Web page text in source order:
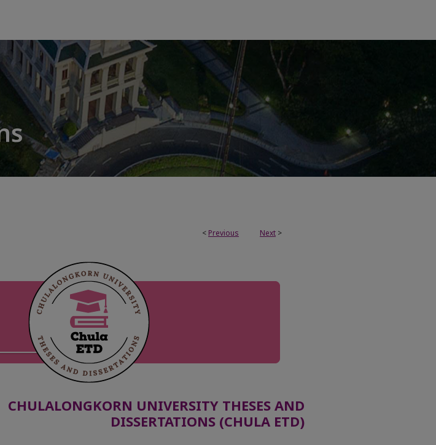
< Previous Next >
CHULALONGKORN UNIVERSITY THESES AND
DISSERTATIONS (CHULA ETD)